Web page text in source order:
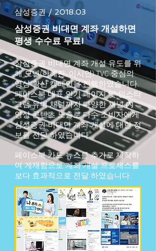
삼성증권 / 2018.03
삼성증권 비대면 계좌 개설하면
평생 수수료 무료!
삼성증권 비대면 계좌 개설 유도를 위
해 모델(한혜진, 이시언) TVC 중심의
영상 확산 캠페인을 진행하였습니다.
페이스북 대표 인기 페이지 및 인스타
그램 유머 채널까지 다양한 채널 內
영상 콘텐츠 노출로 다수 소비자에게
삼성증권 비대면 계좌 개설에 대한 정
보를 전달 하였습니다.
페이스북 카드 뉴스를 추가로 제작하
여 게재함으로 계좌 개설 프로세스를
보다 효과적으로 전달 하였습니다.